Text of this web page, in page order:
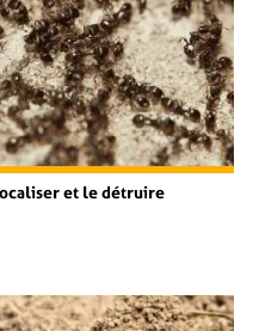
et le détruire